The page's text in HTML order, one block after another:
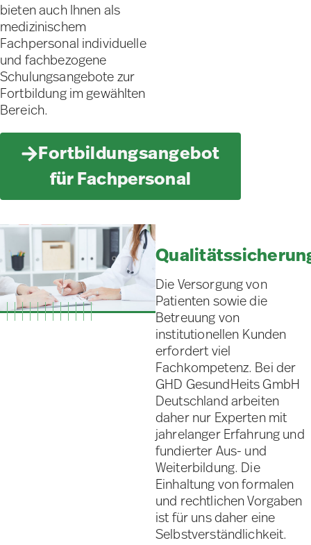
bieten auch Ihnen als
medizinischem
Fachpersonal individuelle
und fachbezogene
Schulungsangebote zur
Fortbildung im gewählten
Bereich.
Fortbildungsangebot
für Fachpersonal
Die Versorgung von
Patienten sowie die
Betreuung von
institutionellen Kunden
erfordert viel
Fachkompetenz. Bei der
GHD GesundHeits GmbH
Deutschland arbeiten
daher nur Experten mit
jahrelanger Erfahrung und
fundierter Aus- und
Weiterbildung. Die
Einhaltung von formalen
und rechtlichen Vorgaben
ist für uns daher eine
Selbstverständlichkeit.